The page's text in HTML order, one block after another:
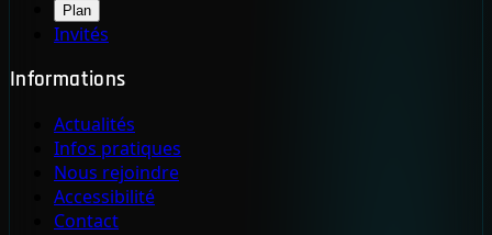
Plan
Invités
Informations
Actualités
Infos pratiques
Nous rejoindre
Accessibilité
Contact